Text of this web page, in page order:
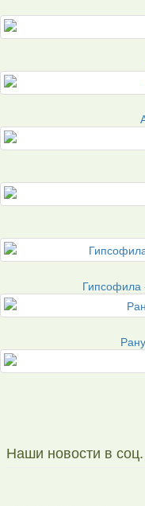
Гипсофила
Наши новости в соц.